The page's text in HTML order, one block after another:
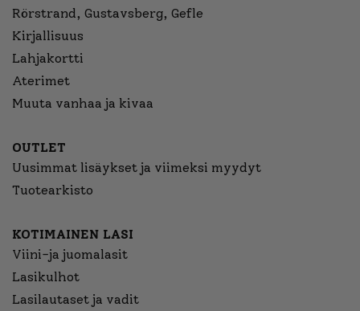
Rörstrand, Gustavsberg, Gefle
Kirjallisuus
Lahjakortti
Aterimet
Muuta vanhaa ja kivaa
OUTLET
Uusimmat lisäykset ja viimeksi myydyt
Tuotearkisto
KOTIMAINEN LASI
Viini-ja juomalasit
Lasikulhot
Lasilautaset ja vadit